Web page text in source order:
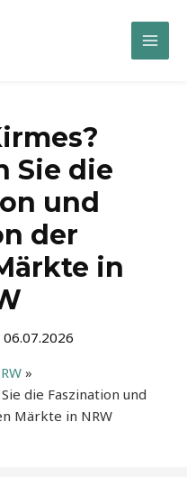
Main
Sie die
und
der
in
06.07.2026
die Faszination und
Märkte in NRW